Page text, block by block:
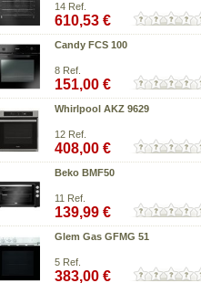
14 Ref.
610,53 €
Candy FCS 100
8 Ref.
151,00 €
Whirlpool AKZ 9629
12 Ref.
408,00 €
Beko BMF50
11 Ref.
139,99 €
Glem Gas GFMG 51
5 Ref.
383,00 €